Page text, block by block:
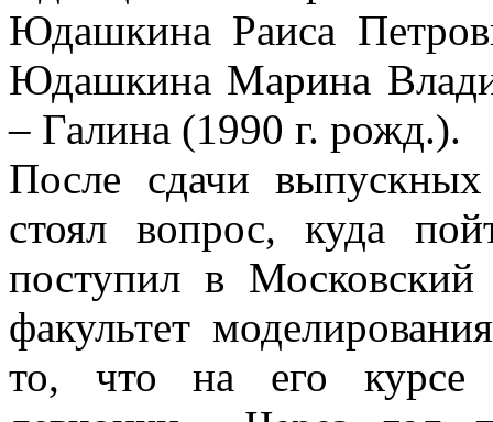
Юдашкина Раиса
Юдашкина Марина
– Галина (1990 г. рожд.).
После сдачи
стоял вопрос, куда
поступил в
факультет
то, что на его